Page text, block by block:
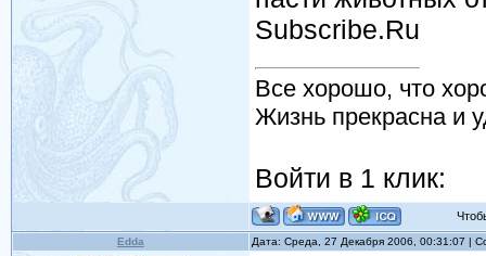
Subscribe.Ru
Все хорошо, что
Жизнь прекрасна и
Войти в 1 клик:
Edda Дата: Среда, 27 Декабря 2006, 00:31:07 |